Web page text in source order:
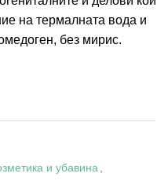
на термалната вода и
без мирис.
и убавина,